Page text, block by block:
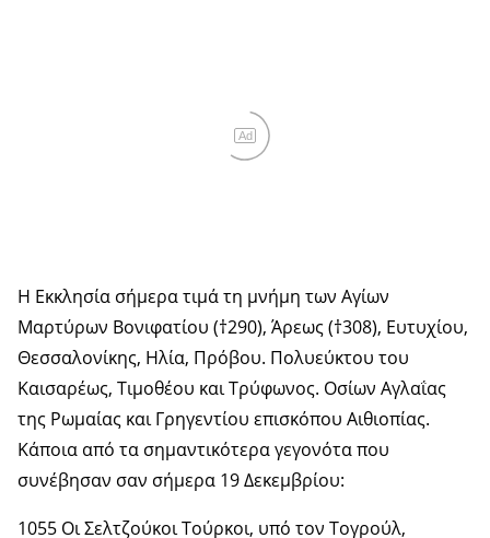
Ad
Η Εκκλησία σήμερα τιμά τη μνήμη των Αγίων
Μαρτύρων Βονιφατίου (†290), Άρεως (†308), Ευτυχίου,
Θεσσαλονίκης, Ηλία, Πρόβου. Πολυεύκτου του
Καισαρέως, Τιμοθέου και Τρύφωνος. Οσίων Αγλαΐας
της Ρωμαίας και Γρηγεντίου επισκόπου Αιθιοπίας.
Κάποια από τα σημαντικότερα γεγονότα που
συνέβησαν σαν σήμερα 19 Δεκεμβρίου:
1055 Οι Σελτζούκοι Τούρκοι, υπό τον Τογρούλ,